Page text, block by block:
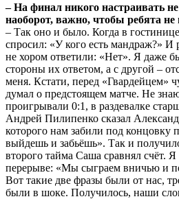
– На финал никого настраивать
наоборот, важно, чтобы ребята не
– Так оно и было. Когда в гостинице
спросил: «У кого есть мандраж?» И
не хором ответили: «Нет». Я даже
стороны их ответом, а с другой –
меня. Кстати, перед «Гвардейцем»
думал о предстоящем матче. Не
проигрывали 0:1, в раздевалке
Андрей Пилипенко сказал
которого нам забили под концовку
выйдешь и забьёшь». Так и
второго тайма Саша сравнял счёт. Я
перерыве: «Мы сыграем вничью и
Вот такие две фразы были от нас,
были в шоке. Получилось, наши